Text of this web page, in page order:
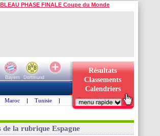
PHASE FINALE Coupe du Monde
Bayern
Dortmund
Résultats
Classements
Calendriers
Maroc | Tunisie |
de la rubrique Espagne